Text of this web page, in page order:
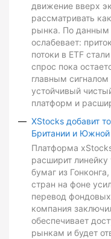
движение вверх
рассматривать
рынка. По данным
ослабевает:
потоки в ETF
спрос пока
главным
устойчивый
платформ и
XStocks добавит
Британии и Южной
Платформа
расширит линейку
бумаг из
стран на фоне
перевод
компания
обеспечивает
рынкам и будет